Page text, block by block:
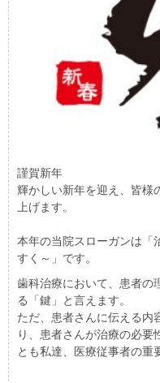
謹賀新年
輝かしい新年を迎え、皆様
上げます。
本年の当院スローガンは「
すく～」です。
歯科治療において、患者の
る「鍵」と言えます。
ただ、患者さんに伝える内
り、患者さんが治療の必要
とも私達、医療従事者の重